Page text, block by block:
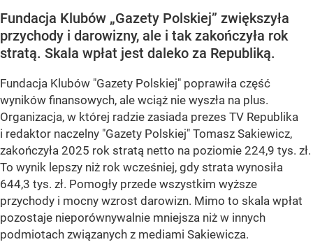
Fundacja Klubów „Gazety Polskiej” zwiększyła
przychody i darowizny, ale i tak zakończyła rok
stratą. Skala wpłat jest daleko za Republiką.
Fundacja Klubów "Gazety Polskiej" poprawiła część
wyników finansowych, ale wciąż nie wyszła na plus.
Organizacja, w której radzie zasiada prezes TV Republika
i redaktor naczelny "Gazety Polskiej" Tomasz Sakiewicz,
zakończyła 2025 rok stratą netto na poziomie 224,9 tys. zł.
To wynik lepszy niż rok wcześniej, gdy strata wynosiła
644,3 tys. zł. Pomogły przede wszystkim wyższe
przychody i mocny wzrost darowizn. Mimo to skala wpłat
pozostaje nieporównywalnie mniejsza niż w innych
podmiotach związanych z mediami Sakiewicza.